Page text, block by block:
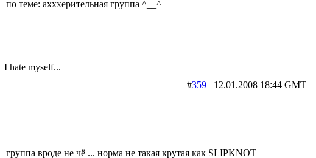
по теме: ахххерительная группа ^__^
I hate myself...
#35912.01.2008 18:44 GMT
группа вроде не чё ... норма не такая крутая как SLIPKNOT